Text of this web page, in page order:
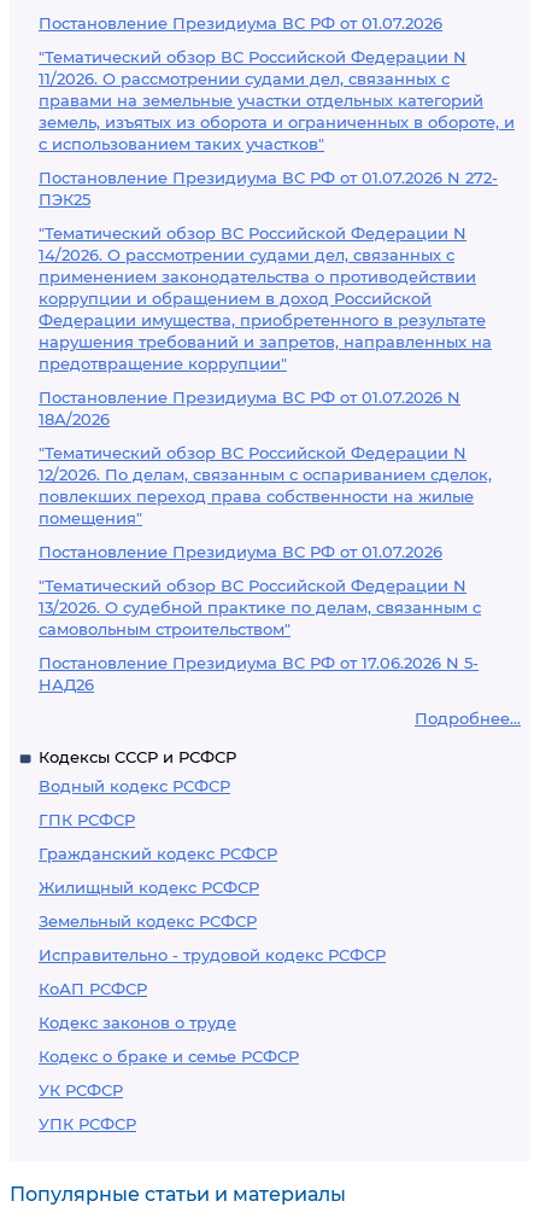
Постановление Президиума ВС РФ от 01.07.2026
"Тематический обзор ВС Российской Федерации N
11/2026. О рассмотрении судами дел, связанных с
правами на земельные участки отдельных категорий
земель, изъятых из оборота и ограниченных в обороте, и
с использованием таких участков"
Постановление Президиума ВС РФ от 01.07.2026 N 272-
ПЭК25
"Тематический обзор ВС Российской Федерации N
14/2026. О рассмотрении судами дел, связанных с
применением законодательства о противодействии
коррупции и обращением в доход Российской
Федерации имущества, приобретенного в результате
нарушения требований и запретов, направленных на
предотвращение коррупции"
Постановление Президиума ВС РФ от 01.07.2026 N
18А/2026
"Тематический обзор ВС Российской Федерации N
12/2026. По делам, связанным с оспариванием сделок,
повлекших переход права собственности на жилые
помещения"
Постановление Президиума ВС РФ от 01.07.2026
"Тематический обзор ВС Российской Федерации N
13/2026. О судебной практике по делам, связанным с
самовольным строительством"
Постановление Президиума ВС РФ от 17.06.2026 N 5-
НАД26
Подробнее...
Кодексы СССР и РСФСР
Водный кодекс РСФСР
ГПК РСФСР
Гражданский кодекс РСФСР
Жилищный кодекс РСФСР
Земельный кодекс РСФСР
Исправительно - трудовой кодекс РСФСР
КоАП РСФСР
Кодекс законов о труде
Кодекс о браке и семье РСФСР
УК РСФСР
УПК РСФСР
Популярные статьи и материалы